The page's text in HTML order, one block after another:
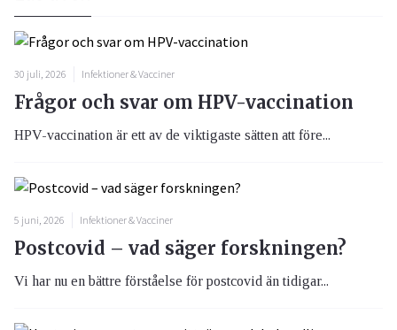
30 juli, 2026 Infektioner & Vacciner
Frågor och svar om HPV-vaccination
HPV-vaccination är ett av de viktigaste sätten att före...
5 juni, 2026 Infektioner & Vacciner
Postcovid – vad säger forskningen?
Vi har nu en bättre förståelse för postcovid än tidigar...